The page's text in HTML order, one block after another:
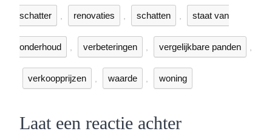
schatter , renovaties , schatten , staat van
onderhoud , verbeteringen , vergelijkbare panden ,
verkoopprijzen , waarde , woning
Laat een reactie achter